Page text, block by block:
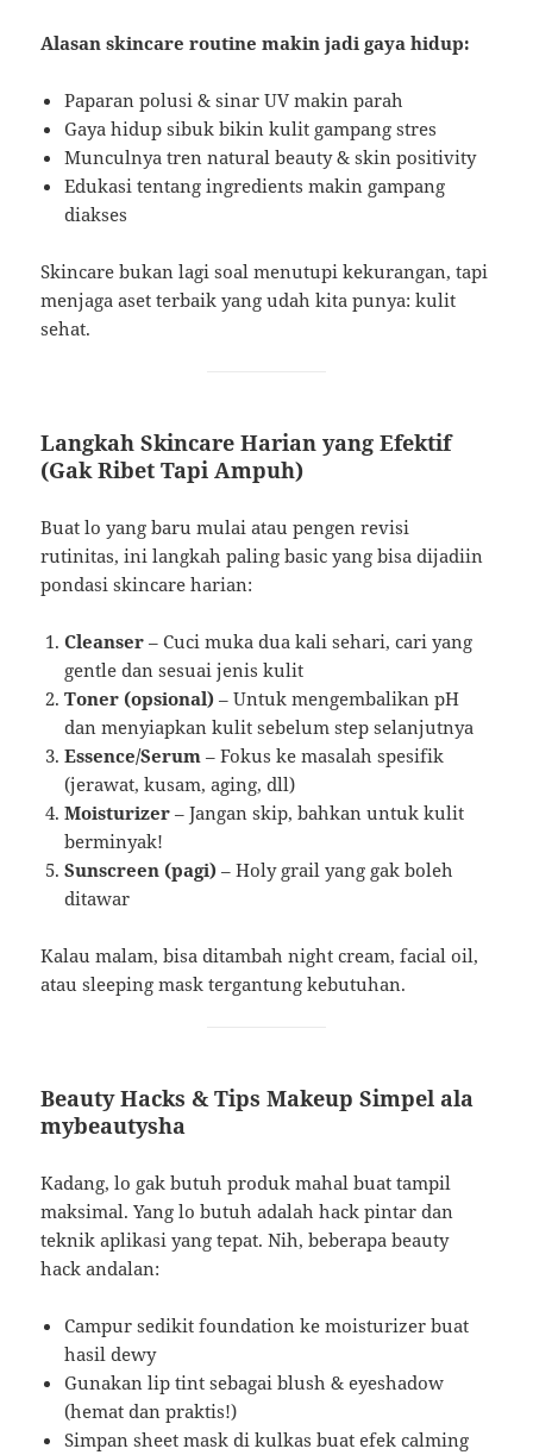
Alasan skincare routine makin jadi gaya hidup:
Paparan polusi & sinar UV makin parah
Gaya hidup sibuk bikin kulit gampang stres
Munculnya tren natural beauty & skin positivity
Edukasi tentang ingredients makin gampang
diakses
Skincare bukan lagi soal menutupi kekurangan, tapi
menjaga aset terbaik yang udah kita punya: kulit
sehat.
Langkah Skincare Harian yang Efektif
(Gak Ribet Tapi Ampuh)
Buat lo yang baru mulai atau pengen revisi
rutinitas, ini langkah paling basic yang bisa dijadiin
pondasi skincare harian:
Cleanser – Cuci muka dua kali sehari, cari yang
gentle dan sesuai jenis kulit
Toner (opsional) – Untuk mengembalikan pH
dan menyiapkan kulit sebelum step selanjutnya
Essence/Serum – Fokus ke masalah spesifik
(jerawat, kusam, aging, dll)
Moisturizer – Jangan skip, bahkan untuk kulit
berminyak!
Sunscreen (pagi) – Holy grail yang gak boleh
ditawar
Kalau malam, bisa ditambah night cream, facial oil,
atau sleeping mask tergantung kebutuhan.
Beauty Hacks & Tips Makeup Simpel ala
mybeautysha
Kadang, lo gak butuh produk mahal buat tampil
maksimal. Yang lo butuh adalah hack pintar dan
teknik aplikasi yang tepat. Nih, beberapa beauty
hack andalan:
Campur sedikit foundation ke moisturizer buat
hasil dewy
Gunakan lip tint sebagai blush & eyeshadow
(hemat dan praktis!)
Simpan sheet mask di kulkas buat efek calming